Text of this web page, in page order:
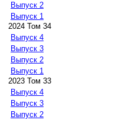
Выпуск 2
Выпуск 1
2024 Том 34
Выпуск 4
Выпуск 3
Выпуск 2
Выпуск 1
2023 Том 33
Выпуск 4
Выпуск 3
Выпуск 2